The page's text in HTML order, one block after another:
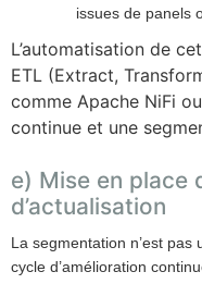
issues de panels
L’automatisation de
ETL (Extract,
comme Apache NiFi
continue et une
e) Mise en place
d’actualisation
La segmentation n’est
cycle d’amélioration